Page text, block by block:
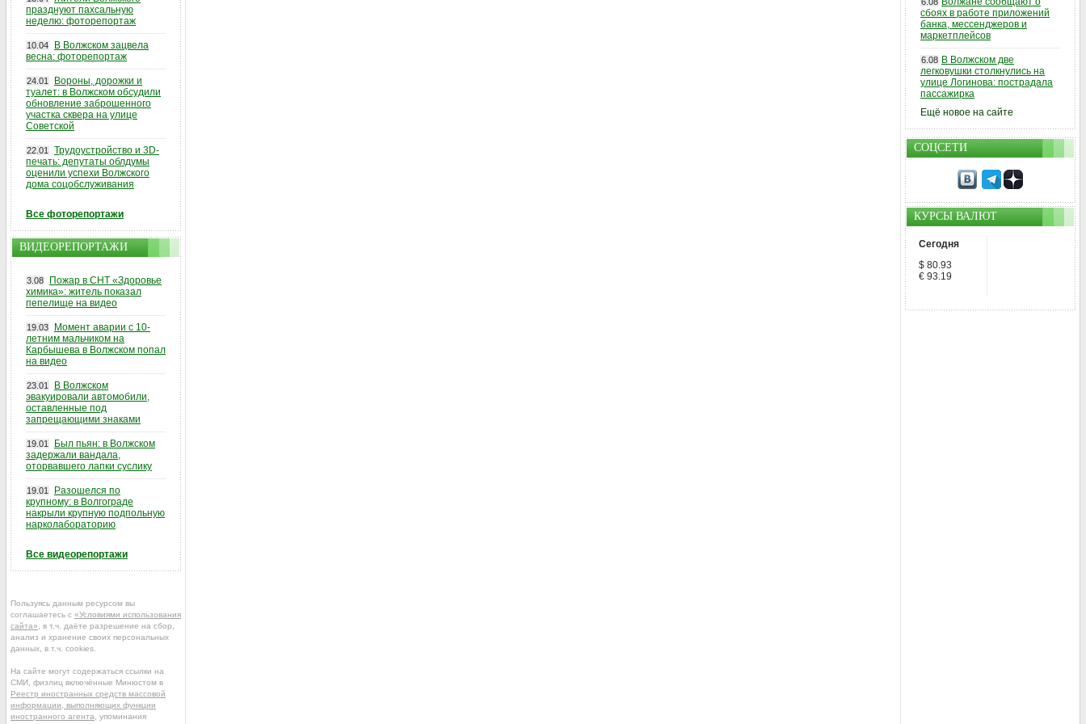
празднуют пахсальную
неделю: фоторепортаж
10.04
В Волжском зацвела
весна: фоторепортаж
24.01
Вороны, дорожки и
туалет: в Волжском обсудили
обновление заброшенного
участка сквера на улице
Советской
22.01
Трудоустройство и 3D-
печать: депутаты облдумы
оценили успехи Волжского
дома соцобслуживания
Все фоторепортажи
ВИДЕОРЕПОРТАЖИ
3.08
Пожар в СНТ «Здоровье
химика»: житель показал
пепелище на видео
19.03
Момент аварии с 10-
летним мальчиком на
Карбышева в Волжском попал
на видео
23.01
В Волжском
эвакуировали автомобили,
оставленные под
запрещающими знаками
19.01
Был пьян: в Волжском
задержали вандала,
оторвавшего лапки суслику
19.01
Разошелся по
крупному: в Волгограде
накрыли крупную подпольную
нарколабораторию
Все видеорепортажи
Пользуясь данным ресурсом вы
соглашаетесь с «Условиями использования
сайта» , в т.ч. даёте разрешение на сбор,
анализ и хранение своих персональных
данных, в т.ч. cookies.
На сайте могут содержаться ссылки на
СМИ, физлиц включённые Минюстом в
Реестр иностранных средств массовой
информации, выполняющих функции
иностранного агента , упоминания
сбоях в работе приложений
банка, мессенджеров и
маркетплейсов
6.08 В Волжском две
легковушки столкнулись на
улице Логинова: пострадала
пассажирка
Ещё новое на сайте
СОЦСЕТИ
КУРСЫ ВАЛЮТ
Сегодня
$ 80.93
€ 93.19